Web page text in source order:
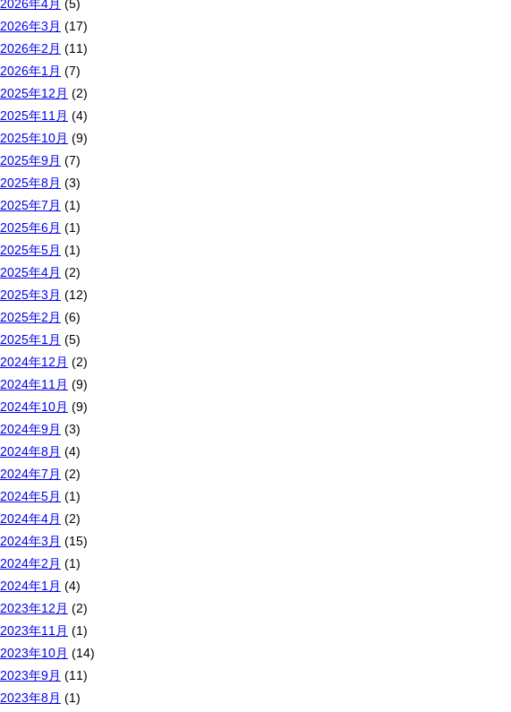
2026年4月 (5)
2026年3月 (17)
2026年2月 (11)
2026年1月 (7)
2025年12月 (2)
2025年11月 (4)
2025年10月 (9)
2025年9月 (7)
2025年8月 (3)
2025年7月 (1)
2025年6月 (1)
2025年5月 (1)
2025年4月 (2)
2025年3月 (12)
2025年2月 (6)
2025年1月 (5)
2024年12月 (2)
2024年11月 (9)
2024年10月 (9)
2024年9月 (3)
2024年8月 (4)
2024年7月 (2)
2024年5月 (1)
2024年4月 (2)
2024年3月 (15)
2024年2月 (1)
2024年1月 (4)
2023年12月 (2)
2023年11月 (1)
2023年10月 (14)
2023年9月 (11)
2023年8月 (1)